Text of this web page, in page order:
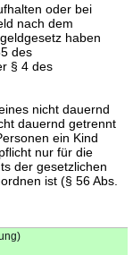
oder bei
nach dem
haben
des
§ 4 des
nicht dauernd
dauernd getrennt
ein Kind
nur für die
der gesetzlichen
ist (§ 56 Abs.